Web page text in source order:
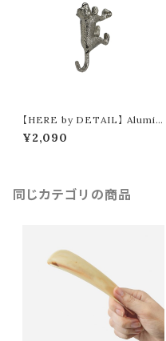
【HERE by DETAIL】 Alumin
ium Walking Wall Hook "M
onkey"
¥2,090
同じカテゴリの商品